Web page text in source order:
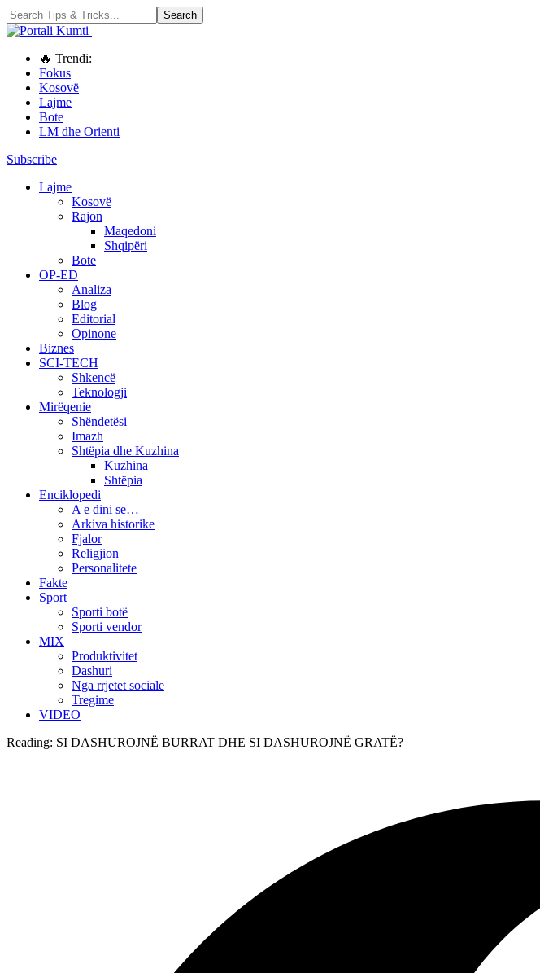
🔥 Trendi:
Fokus
Kosovë
Lajme
Bote
LM dhe Orienti
Subscribe
Lajme
Kosovë
Rajon
Maqedoni
Shqipëri
Bote
OP-ED
Analiza
Blog
Editorial
Opinone
Biznes
SCI-TECH
Shkencë
Teknologji
Mirëqenie
Shëndetësi
Imazh
Shtëpia dhe Kuzhina
Kuzhina
Shtëpia
Enciklopedi
A e dini se…
Arkiva historike
Fjalor
Religjion
Personalitete
Fakte
Sport
Sporti botë
Sporti vendor
MIX
Produktivitet
Dashuri
Nga rrjetet sociale
Tregime
VIDEO
Reading: SI DASHUROJNË BURRAT DHE SI DASHUROJNË GRATË?